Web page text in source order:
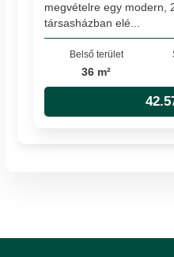
megvételre egy modern,
társasházban elé...
Belső terület
36 m²